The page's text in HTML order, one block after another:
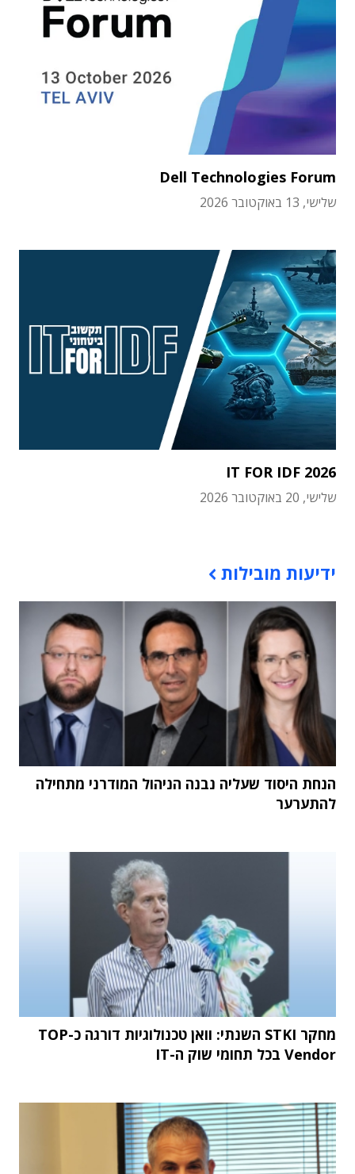
Dell Technologies Forum
שלישי, 13 באוקטובר 2026
IT FOR IDF 2026
שלישי, 20 באוקטובר 2026
ידיעות מובילות
הנחת היסוד שעליה נבנה הניהול המודרני מתחילה
להתערער
מחקר STKI השנתי: וואן טכנולוגיות דורגה כ-TOP
Vendor בכל תחומי שוק ה-IT